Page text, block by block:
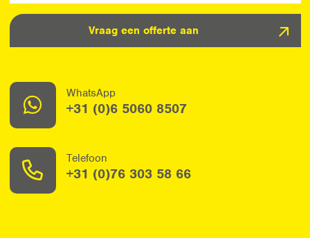
Vraag een offerte aan
WhatsApp
+31 (0)6 5060 8507
Telefoon
+31 (0)76 303 58 66